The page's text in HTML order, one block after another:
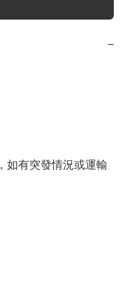
−
如有突發情況或運輸